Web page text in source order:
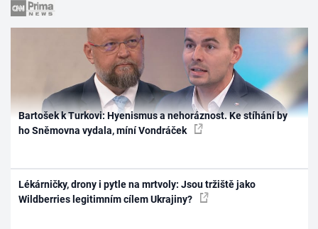
Bartošek k Turkovi: Hyenismus a nehoráznost. Ke stíhání by
ho Sněmovna vydala, míní Vondráček
Lékárničky, drony i pytle na mrtvoly: Jsou tržiště jako
Wildberries legitimním cílem Ukrajiny?